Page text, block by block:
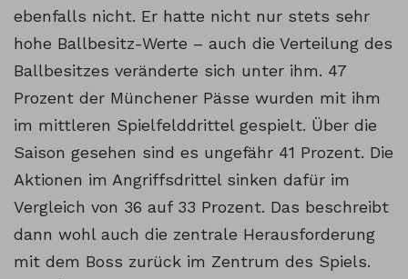
ebenfalls nicht. Er hatte nicht nur stets sehr
hohe Ballbesitz-Werte – auch die Verteilung des
Ballbesitzes veränderte sich unter ihm. 47
Prozent der Münchener Pässe wurden mit ihm
im mittleren Spielfelddrittel gespielt. Über die
Saison gesehen sind es ungefähr 41 Prozent. Die
Aktionen im Angriffsdrittel sinken dafür im
Vergleich von 36 auf 33 Prozent. Das beschreibt
dann wohl auch die zentrale Herausforderung
mit dem Boss zurück im Zentrum des Spiels.